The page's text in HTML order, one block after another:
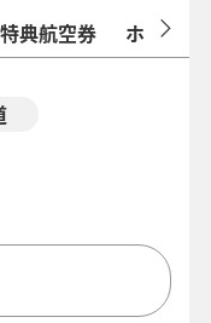
特典航空券 ホテル